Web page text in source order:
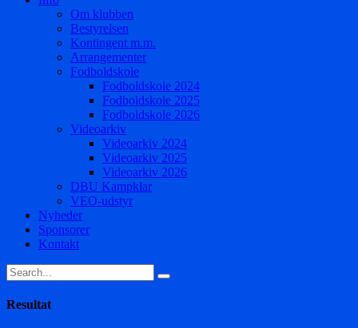
Om klubben
Bestyrelsen
Kontingent m.m.
Arrangementer
Fodboldskole
Fodboldskole 2024
Fodboldskole 2025
Fodboldskole 2026
Videoarkiv
Videoarkiv 2024
Videoarkiv 2025
Videoarkiv 2026
DBU Kampklar
VEO-udstyr
Nyheder
Sponsorer
Kontakt
Resultat